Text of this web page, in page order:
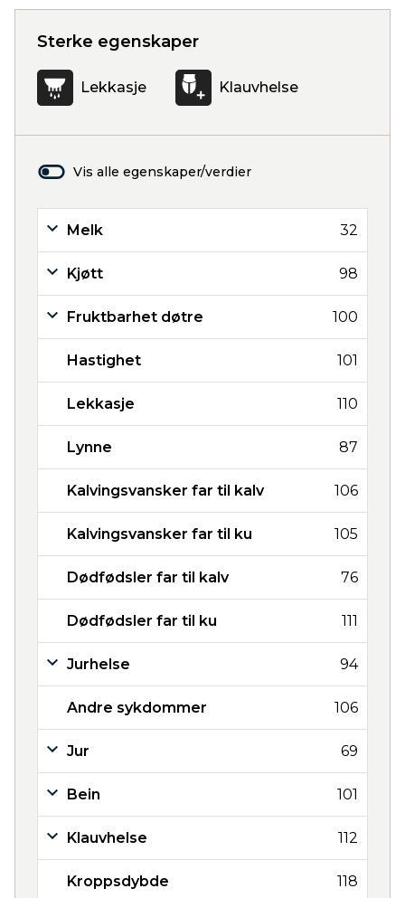
Sterke egenskaper
Lekkasje Klauvhelse
Vis alle egenskaper/verdier
Melk 32
Kjøtt 98
Fruktbarhet døtre 100
Hastighet 101
Lekkasje 110
Lynne 87
Kalvingsvansker far til kalv 106
Kalvingsvansker far til ku 105
Dødfødsler far til kalv 76
Dødfødsler far til ku 111
Jurhelse 94
Andre sykdommer 106
Jur 69
Bein 101
Klauvhelse 112
Kroppsdybde 118